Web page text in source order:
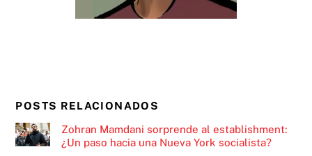
POSTS RELACIONADOS
Zohran Mamdani sorprende al establishment:
¿Un paso hacia una Nueva York socialista?